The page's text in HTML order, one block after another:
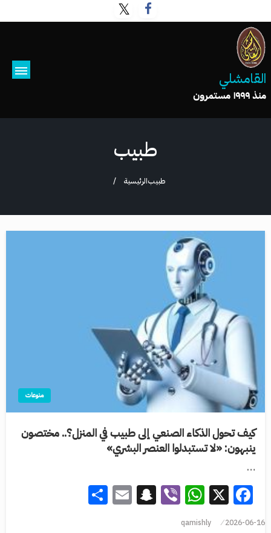
القامشلي
منذ ١٩٩٩ مستمرون
طبيب
الرئيسيةطبيب
منوعات
كيف تحول الذكاء الصنعي إلى طبيب في المنزل؟.. مختصون
ينبهون: «لا تستبدلوا العنصر البشري»
…
Facebook
X
WhatsApp
Viber
Snapchat
Email
2026-06-16
qamishly